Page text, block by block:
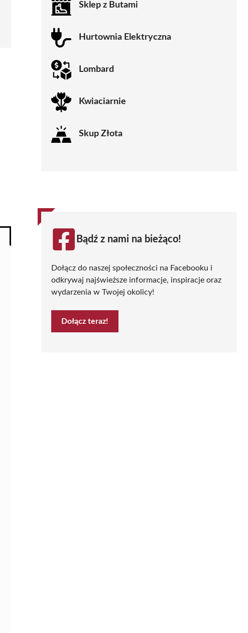
Sklep z Butami
Hurtownia Elektryczna
Lombard
Kwiaciarnie
Skup Złota
Bądź z nami na bieżąco!
Dołącz do naszej społeczności na Facebooku i
odkrywaj najświeższe informacje, inspiracje oraz
wydarzenia w Twojej okolicy!
Dołącz teraz!